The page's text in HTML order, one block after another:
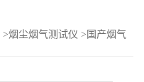
>烟尘烟气测试仪 > 国产烟气